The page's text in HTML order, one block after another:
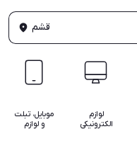
قشم
لوازم
الکترونیکی
موبایل، تبلت
و لوازم